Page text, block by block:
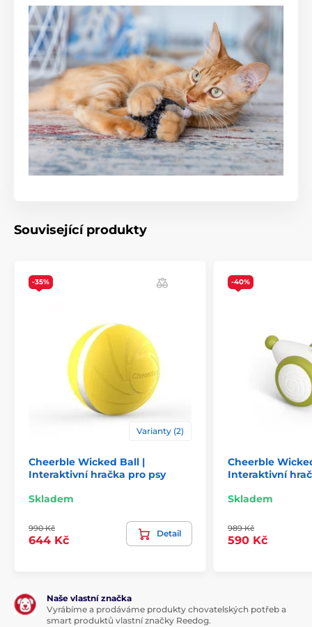
Související produkty
-35%
Varianty (2)
Cheerble Wicked Ball |
Interaktivní hračka pro psy
Skladem
990 Kč
644 Kč
Detail
-40%
Cheerble
Interaktivní
Skladem
989 Kč
590 Kč
Naše vlastní značka
Vyrábíme a prodáváme produkty chovatelských potřeb a
smart produktů vlastní značky Reedog.